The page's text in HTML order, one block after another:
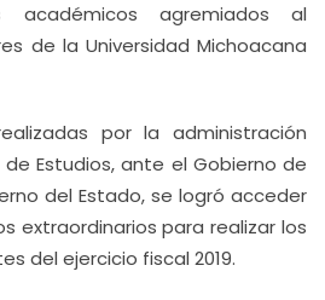
agremiados al
de la Universidad Michoacana
por la administración
Estudios, ante el Gobierno de
del Estado, se logró acceder
extraordinarios para realizar los
del ejercicio fiscal 2019.